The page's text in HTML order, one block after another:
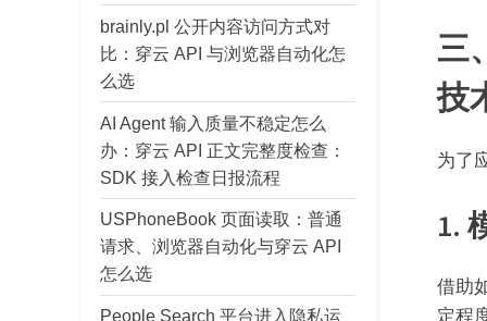
三
技
为了
1.
借助
定程
brainly.pl 公开内容访问方式对
比：穿云 API 与浏览器自动化怎
么选
AI Agent 输入质量不稳定怎么
办：穿云 API 正文完整度检查：
SDK 接入检查日报流程
USPhoneBook 页面读取：普通
请求、浏览器自动化与穿云 API
怎么选
People Search 平台进入隐私运